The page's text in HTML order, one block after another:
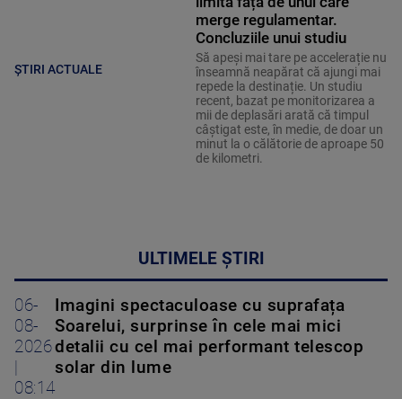
ȘTIRI ACTUALE
merge regulamentar.
Concluziile unui studiu
Să apeși mai tare pe accelerație nu
înseamnă neapărat că ajungi mai
repede la destinație. Un studiu
recent, bazat pe monitorizarea a
mii de deplasări arată că timpul
câștigat este, în medie, de doar un
minut la o călătorie de aproape 50
de kilometri.
ULTIMELE ȘTIRI
06-
08-
2026
08:14
Imagini spectaculoase cu suprafața
Soarelui, surprinse în cele mai mici
detalii cu cel mai performant telescop
solar din lume